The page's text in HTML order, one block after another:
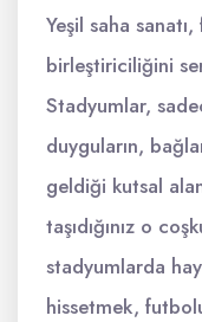
Yeşil saha
birleştiriciliğini
Stadyumlar,
duyguların,
geldiği kutsal
taşıdığınız o
stadyumlarda
hissetmek,